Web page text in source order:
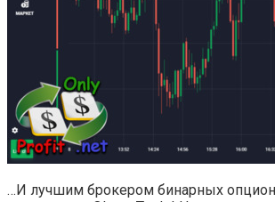
…И лучшим брокером бинарных